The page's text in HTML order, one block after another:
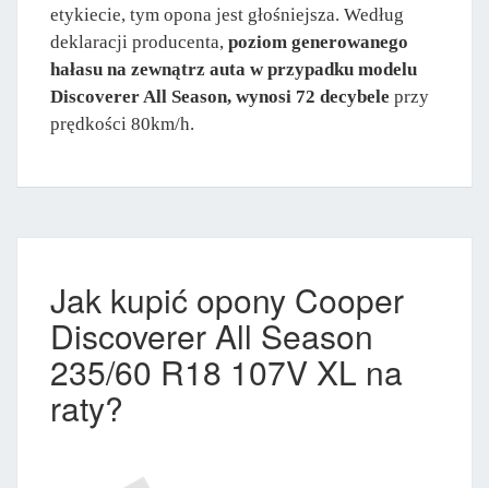
etykiecie, tym opona jest głośniejsza. Według
deklaracji producenta, poziom generowanego
hałasu na zewnątrz auta w przypadku modelu
Discoverer All Season, wynosi 72 decybele przy
prędkości 80km/h.
Jak kupić opony Cooper
Discoverer All Season
235/60 R18 107V XL na
raty?